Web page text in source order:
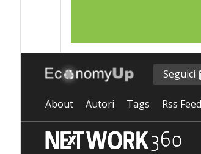
Seguici
About Autori Tags Rss Feed